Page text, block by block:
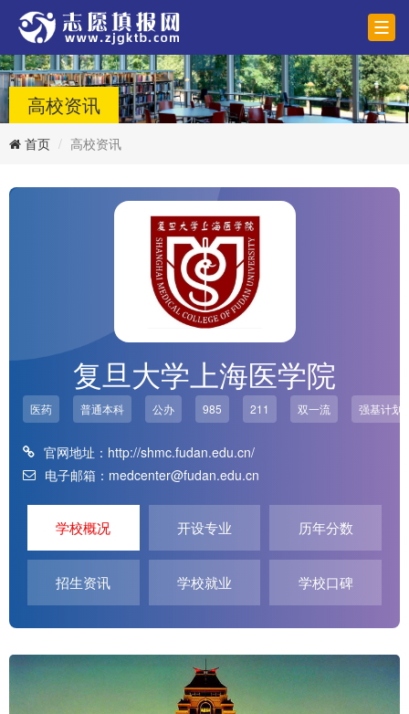
高校资讯
首页 高校资讯
复旦大学上海医学院
医药 普通本科 公办 985 211 双一流 强基计划
官网地址： http://shmc.fudan.edu.cn/
电子邮箱：medcenter@fudan.edu.cn
学校概况 开设专业 历年分数
招生资讯 学校就业 学校口碑